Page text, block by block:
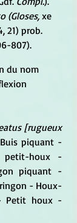
(Gloses, xe
21) prob.
807).
du nom
[rugueux
piquant -
houx -
piquant -
- Houx-
Petit houx -